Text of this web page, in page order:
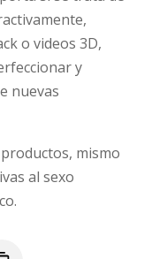
ha
de
si se trata
o videos 3D,
nuevas